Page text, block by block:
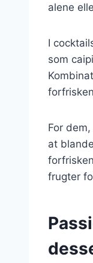
alene
I
som
For
at
frugter